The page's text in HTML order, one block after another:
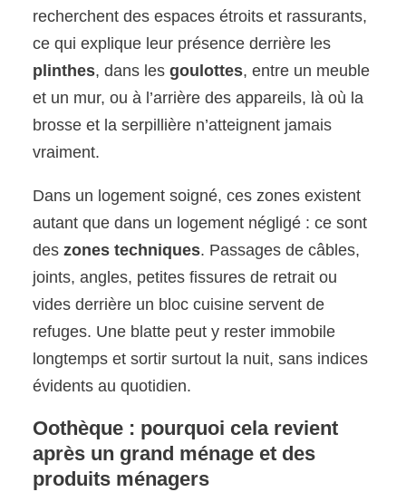
recherchent des espaces étroits et rassurants,
ce qui explique leur présence derrière les
plinthes, dans les goulottes, entre un meuble
et un mur, ou à l’arrière des appareils, là où la
brosse et la serpillière n’atteignent jamais
vraiment.
Dans un logement soigné, ces zones existent
autant que dans un logement négligé : ce sont
des zones techniques. Passages de câbles,
joints, angles, petites fissures de retrait ou
vides derrière un bloc cuisine servent de
refuges. Une blatte peut y rester immobile
longtemps et sortir surtout la nuit, sans indices
évidents au quotidien.
Oothèque : pourquoi cela revient
après un grand ménage et des
produits ménagers